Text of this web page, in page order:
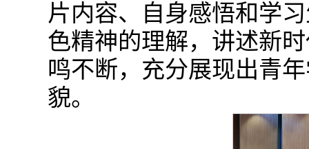
片内容、自身感悟和学
色精神的理解，讲述新
鸣不断，充分展现出青
貌。